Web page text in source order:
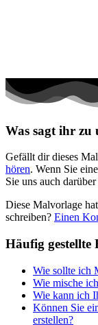
Was sagt ihr zu
Gefällt dir dieses
hören. Wenn Sie
Sie uns auch
Diese Malvorlage
schreiben? Einen
Häufig gestellte
Wie sollte ich
Wie mische
Wie kann ich
Können Sie
erstellen?